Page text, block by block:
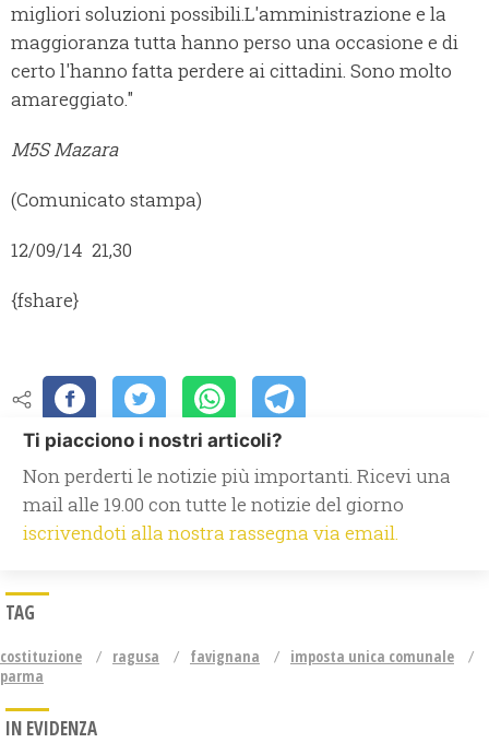
migliori soluzioni possibili.L'amministrazione e la
maggioranza tutta hanno perso una occasione e di
certo l'hanno fatta perdere ai cittadini. Sono molto
amareggiato."
M5S Mazara
(Comunicato stampa)
12/09/14 21,30
{fshare}
Ti piacciono i nostri articoli?
Non perderti le notizie più importanti. Ricevi una
mail alle 19.00 con tutte le notizie del giorno
iscrivendoti alla nostra rassegna via email.
TAG
costituzione ragusa favignana
imposta unica comunale
parma
IN EVIDENZA